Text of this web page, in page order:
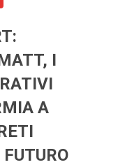
I
A